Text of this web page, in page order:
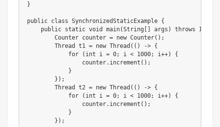
}
public class SynchronizedStaticExample {
public static void main(String[] args) throws
        Counter counter = new Counter();
        Thread t1 = new Thread(() -> {
            for (int i = 0; i < 1000; i++) {
                counter.increment();
            }
        });
        Thread t2 = new Thread(() -> {
            for (int i = 0; i < 1000; i++) {
                counter.increment();
            }
        });